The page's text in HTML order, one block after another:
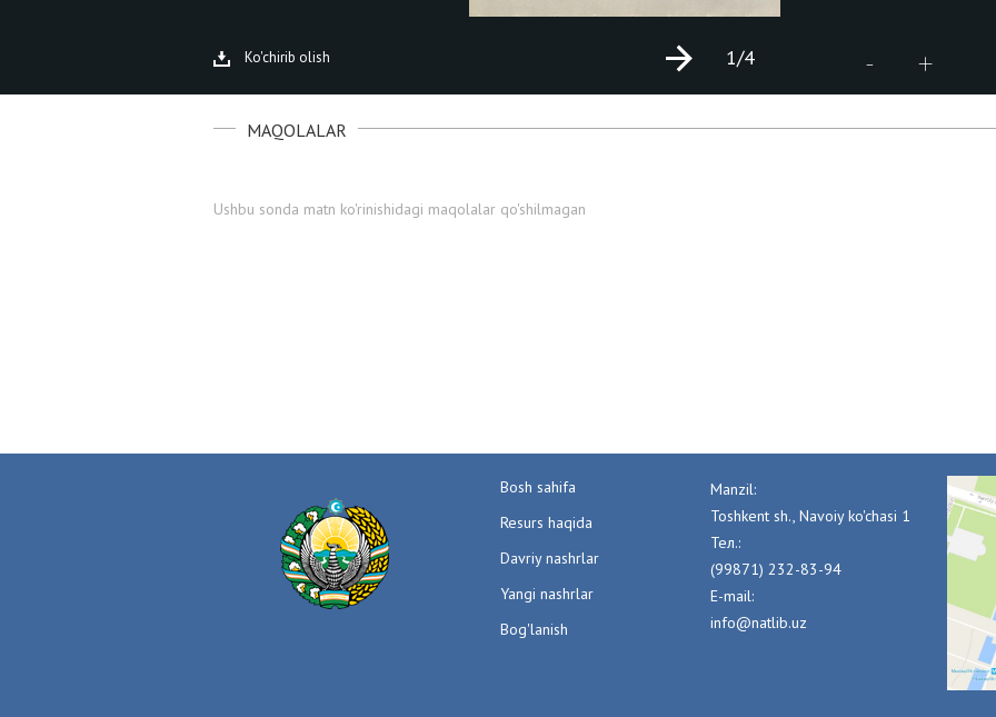
Ko'chirib olish - +
1/4
MAQOLALAR
Ushbu sonda matn ko'rinishidagi maqolalar qo'shilmagan
Bosh sahifa
Resurs haqida
Davriy nashrlar
Yangi nashrlar
Bog'lanish
Manzil:
Toshkent sh., Navoiy ko'chasi 1
Тел.:
(99871) 232-83-94
E-mail:
info@natlib.uz